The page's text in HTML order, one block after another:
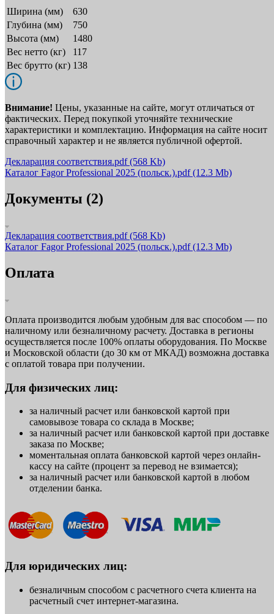
Ширина (мм)
630
Глубина (мм)
750
Высота (мм)
1480
Вес нетто (кг)
117
Вес брутто (кг) 138
Внимание! Цены, указанные на сайте, могут отличаться от
фактических. Перед покупкой уточняйте технические
характеристики и комплектацию. Информация на сайте носит
справочный характер и не является публичной офертой.
Декларация соответствия.pdf(568 Kb)
Каталог Fagor Professional 2025 (польск.).pdf(12.3 Mb)
Документы (2)
Декларация соответствия.pdf(568 Kb)
Каталог Fagor Professional 2025 (польск.).pdf(12.3 Mb)
Оплата
Оплата производится любым удобным для вас способом — по
наличному или безналичному расчету. Доставка в регионы
осуществляется после 100% оплаты оборудования. По Москве
и Московской области (до 30 км от МКАД) возможна доставка
с оплатой товара при получении.
Для физических лиц:
за наличный расчет или банковской картой при
самовывозе товара со склада в Москве;
за наличный расчет или банковской картой при доставке
заказа по Москве;
моментальная оплата банковской картой через онлайн-
кассу на сайте (процент за перевод не взимается);
за наличный расчет или банковской картой в любом
отделении банка.
Для юридических лиц:
безналичным способом с расчетного счета клиента на
расчетный счет интернет-магазина.